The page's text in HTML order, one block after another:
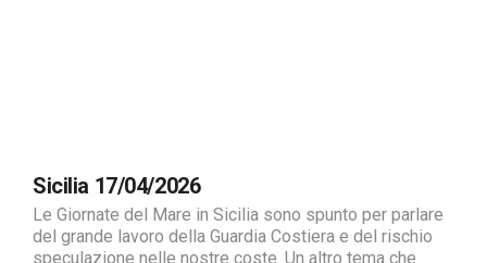
Sicilia 17/04/2026
Le Giornate del Mare in Sicilia sono spunto per parlare
del grande lavoro della Guardia Costiera e del rischio
speculazione nelle nostre coste. Un altro tema che